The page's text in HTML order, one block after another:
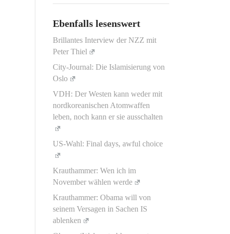
Ebenfalls lesenswert
Brillantes Interview der NZZ mit
Peter Thiel
City-Journal: Die Islamisierung von
Oslo
VDH: Der Westen kann weder mit
nordkoreanischen Atomwaffen
leben, noch kann er sie ausschalten
US-Wahl: Final days, awful choice
Krauthammer: Wen ich im
November wählen werde
Krauthammer: Obama will von
seinem Versagen in Sachen IS
ablenken